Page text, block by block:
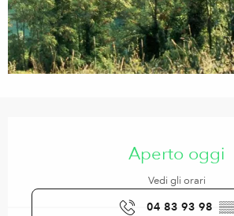
Aperto oggi
Vedi gli orari
04 83 93 98 ▒▒